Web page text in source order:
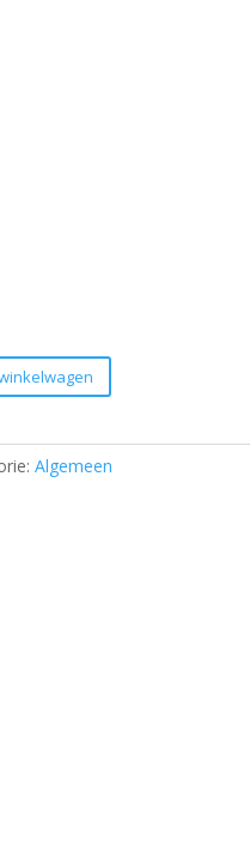
Algemeen